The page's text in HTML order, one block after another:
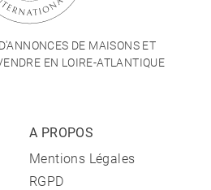
DE MAISONS ET
EN LOIRE-ATLANTIQUE
A PROPOS
Mentions Légales
RGPD